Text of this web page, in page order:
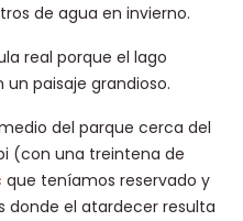
de agua en invierno.
real porque el lago
paisaje grandioso.
del parque cerca del
(con una treintena de
que teníamos reservado y
donde el atardecer resulta